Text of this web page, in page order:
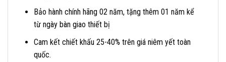
Bảo hành chính hãng 02 năm, tặng thêm 01 năm kể
từ ngày bàn giao thiết bị
Cam kết chiết khấu 25-40% trên giá niêm yết toàn
quốc.